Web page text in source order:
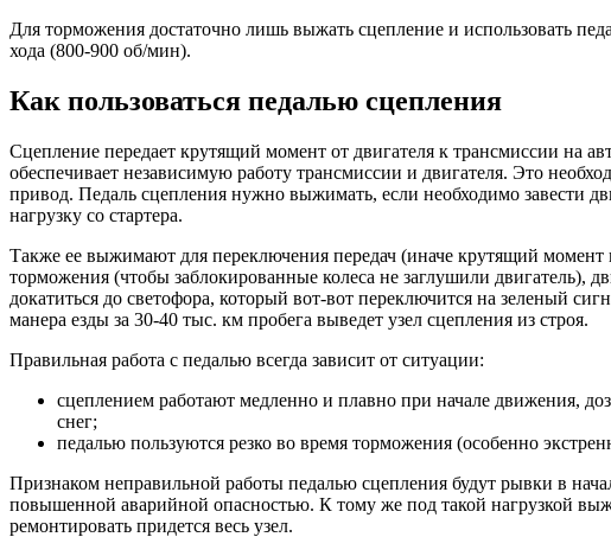
Для торможения достаточно лишь выжать сцепление и использовать
хода (800-900 об/мин).
Как пользоваться педалью сцепления
Сцепление передает крутящий момент от двигателя к трансмиссии на
обеспечивает независимую работу трансмиссии и двигателя. Это
привод. Педаль сцепления нужно выжимать, если необходимо завести
нагрузку со стартера.
Также ее выжимают для переключения передач (иначе крутящий
торможения (чтобы заблокированные колеса не заглушили двигатель),
докатиться до светофора, который вот-вот переключится на зеленый
манера езды за 30-40 тыс. км пробега выведет узел сцепления из строя.
Правильная работа с педалью всегда зависит от ситуации:
сцеплением работают медленно и плавно при начале движения,
снег;
педалью пользуются резко во время торможения (особенно
Признаком неправильной работы педалью сцепления будут рывки в
повышенной аварийной опасностью. К тому же под такой нагрузкой
ремонтировать придется весь узел.